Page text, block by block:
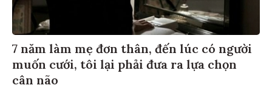
7 năm làm mẹ đơn thân, đến lúc có người
muốn cưới, tôi lại phải đưa ra lựa chọn
cân não